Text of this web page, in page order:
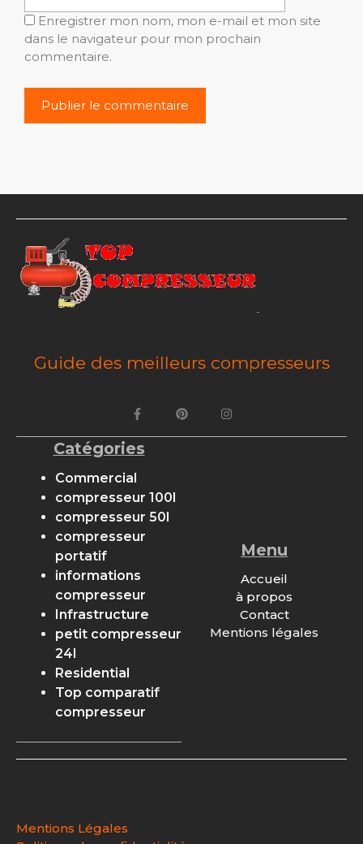
Enregistrer mon nom, mon e-mail et mon site
dans le navigateur pour mon prochain
commentaire.
Guide des meilleurs compresseurs
Catégories
Commercial
compresseur 100l
compresseur 50l
compresseur
portatif
informations
compresseur
Infrastructure
petit compresseur
24l
Residential
Top comparatif
compresseur
Menu
Accueil
à propos
Contact
Mentions légales
Mentions Légales